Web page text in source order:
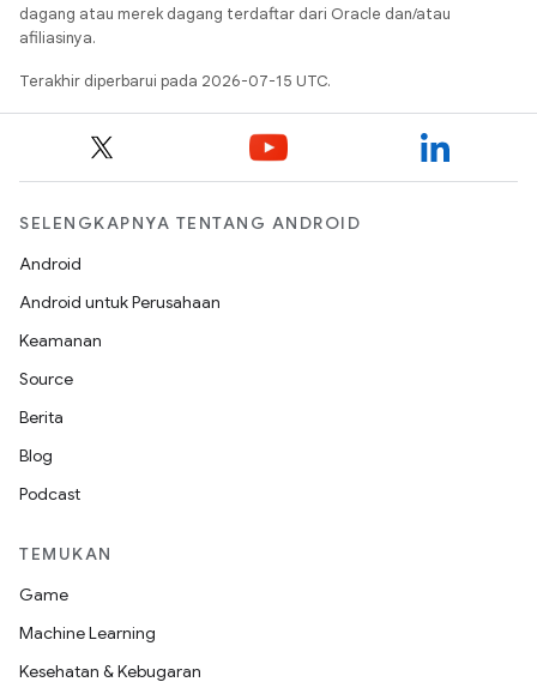
dagang atau merek dagang terdaftar dari Oracle dan/atau
afiliasinya.
Terakhir diperbarui pada 2026-07-15 UTC.
SELENGKAPNYA TENTANG ANDROID
Android
Android untuk Perusahaan
Keamanan
Source
Berita
Blog
Podcast
TEMUKAN
Game
Machine Learning
Kesehatan & Kebugaran